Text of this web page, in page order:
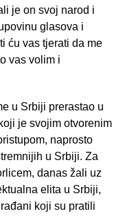
je on svoj narod i
glasova i
ću vas tjerati da me
vas volim i
u Srbiji prerastao u
je svojim otvorenim
naprosto
u Srbiji. Za
danas žali uz
elita u Srbiji,
koji su pratili